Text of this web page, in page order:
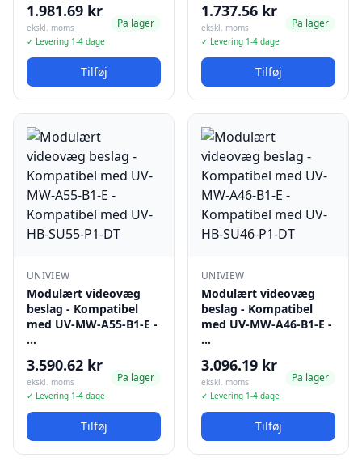
1.981.69 kr
ekskl. moms
✓ Levering 1-4 dage
Pa lager
Tilføj
1.737.56 kr
ekskl. moms
✓ Levering 1-4 dage
Pa lager
Tilføj
UNIVIEW
Modulært videovæg
beslag - Kompatibel
med UV-MW-A55-B1-E -
…
3.590.62 kr
ekskl. moms
✓ Levering 1-4 dage
Pa lager
Tilføj
UNIVIEW
Modulært videovæg
beslag - Kompatibel
med UV-MW-A46-B1-E -
…
3.096.19 kr
ekskl. moms
✓ Levering 1-4 dage
Pa lager
Tilføj